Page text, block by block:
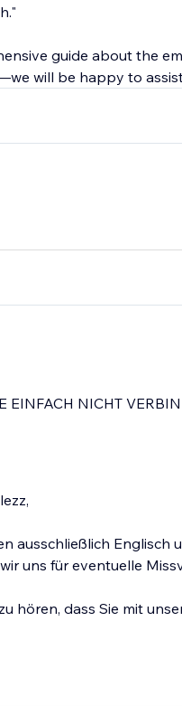
guide about the
will be happy to
EINFACH NICHT
ausschließlich Englisch
uns für eventuelle
hören, dass Sie mit